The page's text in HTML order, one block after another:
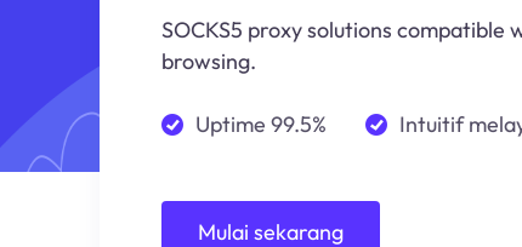
SOCKS5 proxy solutions
browsing.
Uptime 99.5% Intuitif
Mulai sekarang